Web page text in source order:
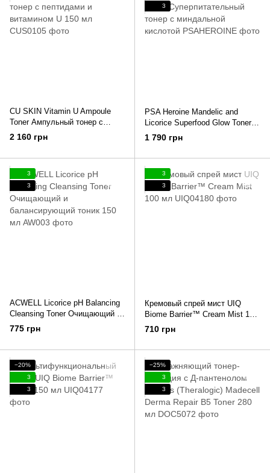
CU SKIN Vitamin U Ampoule
Toner Ампульный тонер с
пептидами и витамином U 150
2 160 грн
3
PSA Heroine Mandelic and
Licorice Superfood Glow Toner
Суперпитательный тонер с
миндальной кислотой
1 790 грн
3
3
ACWELL Licorice pH Balancing
Cleansing Toner Очищающий и
балансирующий тоник 150 мл
775 грн
3
3
Кремовый спрей мист UIQ
Biome Barrier™ Cream Mist 100
мл
710 грн
−20%
3
3
−25%
3
3